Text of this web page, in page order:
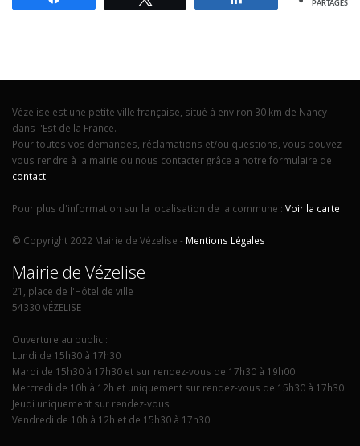
PARTAGES
Vézelise est une petite ville française, situé à environ 30 km de Nancy
dans l'Est de la France.
Pour toutes vos demandes, réclamations et/ou questions, vous pouvez
vous rendre à la mairie ou nous contacter grâce a notre formulaire de
contact.
Pour plus d'information sur la localisation de la commune : Voir la carte
© Copyright 2022 Mairie de Vézelise - Mentions Légales
Mairie de Vézelise
21, place de l'Hôtel de ville
54330 VÉZELISE
Ouverture au public :
Lundi de 15h30 à 17h30
Mardi de 15h30 à 17h30 et sur rendez-vous de 17h30 à 19h00
Mercredi de 10h à 12h et uniquement sur rendez-vous de 15h30 à 17h30
Jeudi uniquement sur rendez-vous
Vendredi de 10h à 12h et de 15h30 à 17h30